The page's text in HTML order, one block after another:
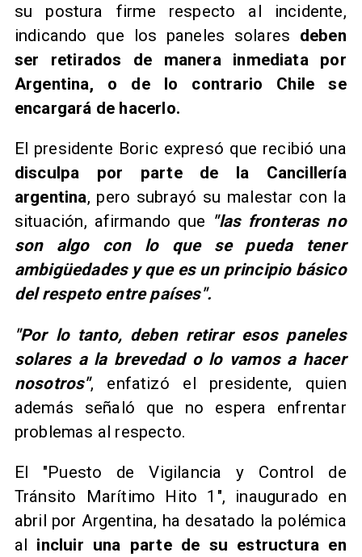
su postura firme respecto al incidente,
indicando que los paneles solares deben
ser retirados de manera inmediata por
Argentina, o de lo contrario Chile se
encargará de hacerlo.
El presidente Boric expresó que recibió una
disculpa por parte de la Cancillería
argentina, pero subrayó su malestar con la
situación, afirmando que "las fronteras no
son algo con lo que se pueda tener
ambigüedades y que es un principio básico
del respeto entre países".
"Por lo tanto, deben retirar esos paneles
solares a la brevedad o lo vamos a hacer
nosotros", enfatizó el presidente, quien
además señaló que no espera enfrentar
problemas al respecto.
El "Puesto de Vigilancia y Control de
Tránsito Marítimo Hito 1", inaugurado en
abril por Argentina, ha desatado la polémica
al incluir una parte de su estructura en